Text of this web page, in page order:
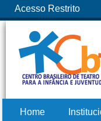
Acesso Restrito
Home